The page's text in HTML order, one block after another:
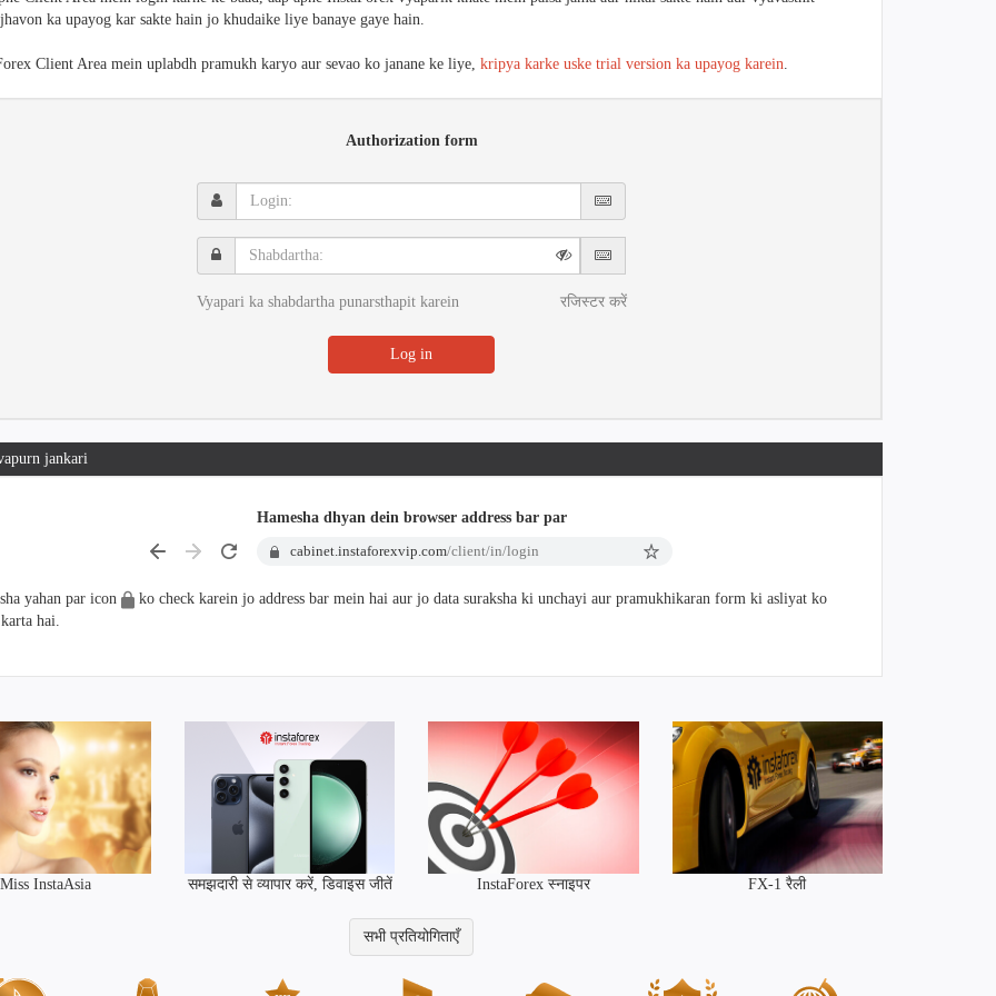
ka upayog kar sakte hain jo khudaike liye banaye gaye hain.
Client Area mein uplabdh pramukh karyo aur sevao ko janane ke liye, kripya karke uske trial version ka upayog karein.
Authorization form
Login:
Shabdartha:
Vyapari ka shabdartha punarsthapit karein रजिस्टर करें
Log in
jankari
Hamesha dhyan dein browser address bar par
cabinet.instaforexvip.com/client/in/login
yahan par icon
ko check karein jo address bar mein hai aur jo data suraksha ki unchayi aur pramukhikaran form ki asliyat ko
hai.
Miss InstaAsia समझदारी से व्यापार करें, डिवाइस जीतें InstaForex स्नाइपर FX-1 रैली
सभी प्रतियोगिताएँ